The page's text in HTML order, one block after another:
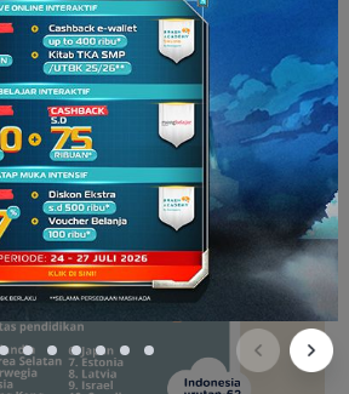
nggakmengalami jam belajar yang
beban pekerjaan rumah
dibombardir dengan berbagai tes dan
banget,‘kan?
mempelopori konsep Taman Siswa
ke-62 dalam kualitas pendidikan
Education Database. Sungguh